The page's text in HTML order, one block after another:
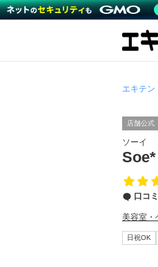
エキテン
店舗公式
ソーイ
Soe*
口コミ
美容室・
日祝OK